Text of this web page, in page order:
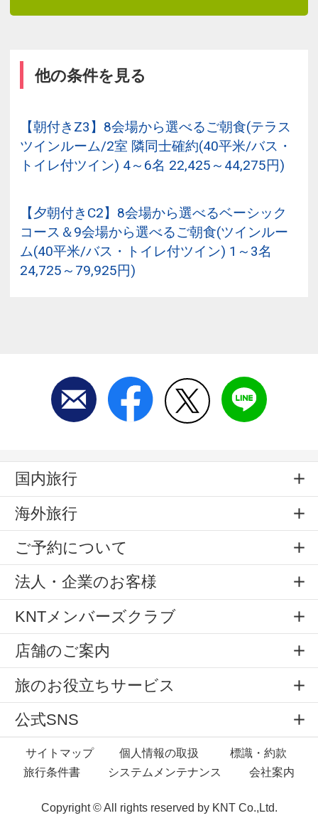
他の条件を見る
【朝付きZ3】8会場から選べるご朝食(テラス
ツインルーム/2室 隣同士確約(40平米/バス・
トイレ付ツイン) 4～6名 22,425～44,275円)
【夕朝付きC2】8会場から選べるベーシック
コース＆9会場から選べるご朝食(ツインルー
ム(40平米/バス・トイレ付ツイン) 1～3名
24,725～79,925円)
国内旅行
海外旅行
ご予約について
法人・企業のお客様
KNTメンバーズクラブ
店舗のご案内
旅のお役立ちサービス
公式SNS
サイトマップ 個人情報の取扱
標識・約款
旅行条件書
システムメンテナンス 会社案内
Copyright © All rights reserved by KNT Co.,Ltd.